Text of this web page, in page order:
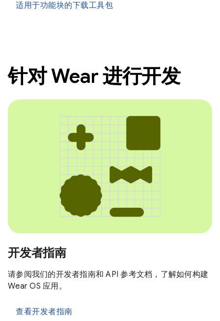
适用于功能块的下载工具包
针对 Wear 进行开发
开发者指南
请参阅我们的开发者指南和 API 参考文档，了解如何构建
Wear OS 应用。
查看开发者指南